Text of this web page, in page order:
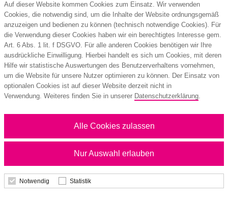
25” Regenschirm aus R-PET-Material mit
Automatiköffnung
ab 16,71 €
Auf dieser Website kommen Cookies zum Einsatz. Wir verwenden
Cookies, die notwendig sind, um die Inhalte der Website ordnungsgemäß
anzuzeigen und bedienen zu können (technisch notwendige Cookies). Für
die Verwendung dieser Cookies haben wir ein berechtigtes Interesse gem.
Art. 6 Abs. 1 lit. f DSGVO. Für alle anderen Cookies benötigen wir Ihre
ausdrückliche Einwilligung. Hierbei handelt es sich um Cookies, mit deren
Hilfe wir statistische Auswertungen des Benutzerverhaltens vornehmen,
um die Website für unsere Nutzer optimieren zu können. Der Einsatz von
optionalen Cookies ist auf dieser Website derzeit nicht in
Verwendung. Weiteres finden Sie in unserer Datenschutzerklärung.
Nur Auswahl erlauben
Alle Cookies zulassen
Notwendig Statistik